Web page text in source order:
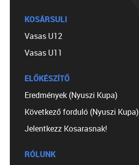
KOSÁRSULI
Vasas U12
Vasas U11
ELŐKÉSZÍTŐ
Eredmények (Nyuszi Kupa)
Következő forduló (Nyuszi Kupa)
Jelentkezz Kosarasnak!
RÓLUNK